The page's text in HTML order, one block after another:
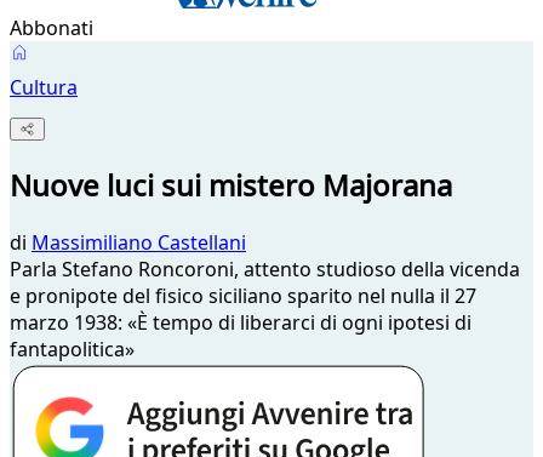
Abbonati
Cultura
Nuove luci sui mistero Majorana
di Massimiliano Castellani
Parla Stefano Roncoroni, attento studioso della vicenda
e pronipote del fisico siciliano sparito nel nulla il 27
marzo 1938: «È tempo di liberarci di ogni ipotesi di
fantapolitica»